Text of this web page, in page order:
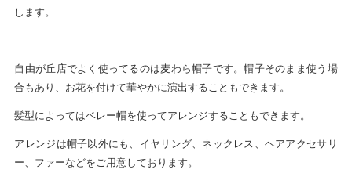
します。
自由が丘店でよく使ってるのは麦わら帽子です。帽子そのまま使う場
合もあり、お花を付けて華やかに演出することもできます。
髪型によってはベレー帽を使ってアレンジすることもできます。
アレンジは帽子以外にも、イヤリング、ネックレス、ヘアアクセサリ
ー、ファーなどをご用意しております。